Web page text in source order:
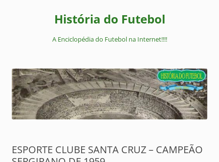
História do Futebol
A Enciclopédia do Futebol na Internet!!!!
ESPORTE CLUBE SANTA CRUZ – CAMPEÃO